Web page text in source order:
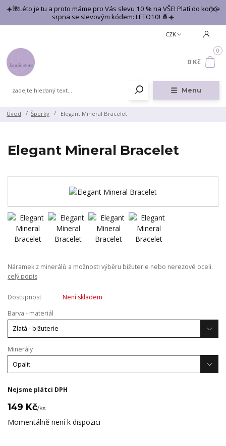
☀️🌺Léto je tu a proto máme pro Vás slevu 10 % na VŠE! Platí do konce
srpna se slevovým kódem: LETO10! 🍍☀️
Menu
CZK
0
0 Kč
Úvod Šperky Elegant Mineral Bracelet
Elegant Mineral Bracelet
Náramek z minerálů a možnosti výběru bižuterie nebo nerezové oceli.
celý popis
Dostupnost
Není skladem
Barva - materiál
Minerály
Nejsme plátci DPH
149 Kč/ks
Momentálně není k dispozici